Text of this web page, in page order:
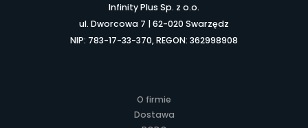
Infinity Plus Sp. z o.o.
ul. Dworcowa 7 | 62-020 Swarzędz
NIP: 783-17-33-370, REGON: 362998908
O firmie
Dostawa